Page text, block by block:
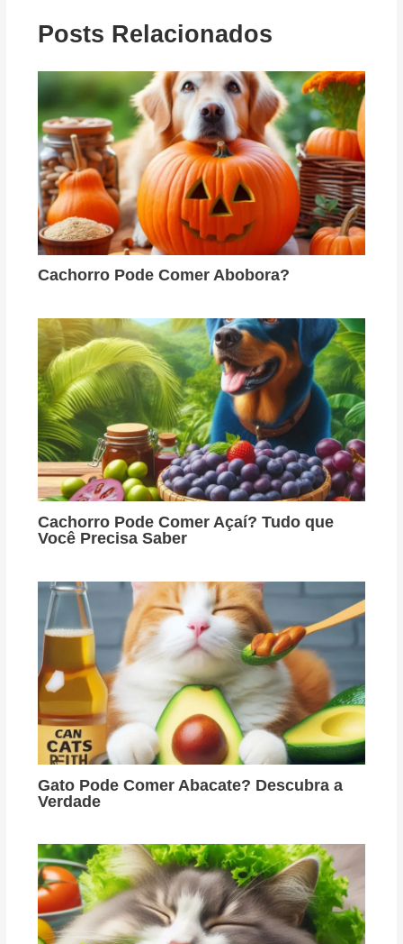
Posts Relacionados
Cachorro Pode Comer Abobora?
Cachorro Pode Comer Açaí? Tudo que
Você Precisa Saber
Gato Pode Comer Abacate? Descubra a
Verdade